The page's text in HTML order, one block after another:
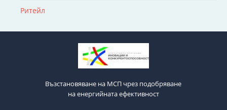
Ритейл
Възстановяване на МСП чрез подобряване
на енергийната ефективност